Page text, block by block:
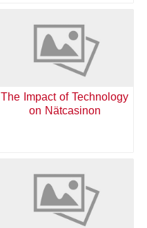
The Impact of Technology
on Nätcasinon